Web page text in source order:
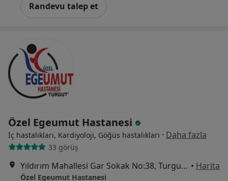
Randevu talep et
Özel Egeumut Hastanesi
İç hastalıkları, Kardiyoloji, Göğüs hastalıkları · Daha fazla
33 görüş
Yıldırım Mahallesi Gar Sokak No:38, Turgutlu • Harita
Özel Egeumut Hastanesi